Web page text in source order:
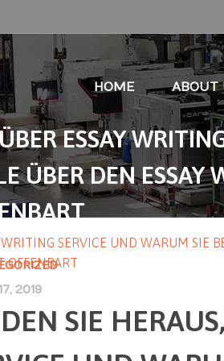
HOME ABOUT
ESSAY
ÜBER DEN ESSAY
SERVICE UND WARUM SIE
OFFENBART
2019
SIE